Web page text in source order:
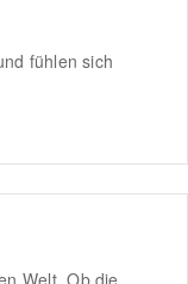
fühlen sich
Welt. Ob die